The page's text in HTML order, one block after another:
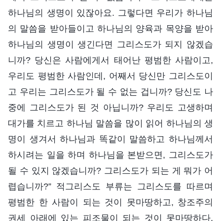
하나님의 생명이 있잖아요. 그렇다면 우리가 하나님
의 말씀을 받아들이고 하나님의 양육과 목양을 받아
하나님의 생명이 생긴다면 그리스도가 되지 않겠습
니까? 당신은 사람에게서 태어난 평범한 사람이고,
우리도 평범한 사람인데, 어째서 당신만 그리스도이
고 우리는 그리스도가 될 수 없는 겁니까? 당신도 나
중에 그리스도가 된 것 아닙니까? 우리도 고생하며
대가를 치르고 하나님 말씀을 많이 읽어 하나님의 생
명이 생겨서 하나님과 똑같이 말씀하고 하나님께서
하시려는 일을 하며 하나님을 본받으면, 그리스도가
될 수 있지 않겠습니까? 그리스도가 되는 게 뭐가 어
렵습니까?” 적그리스도 부류는 그리스도를 따르며
평범한 한 사람이 되는 것이 못마땅하고, 창조주의
권세 아래에 있는 피조물이 되는 것이 못마땅하다.